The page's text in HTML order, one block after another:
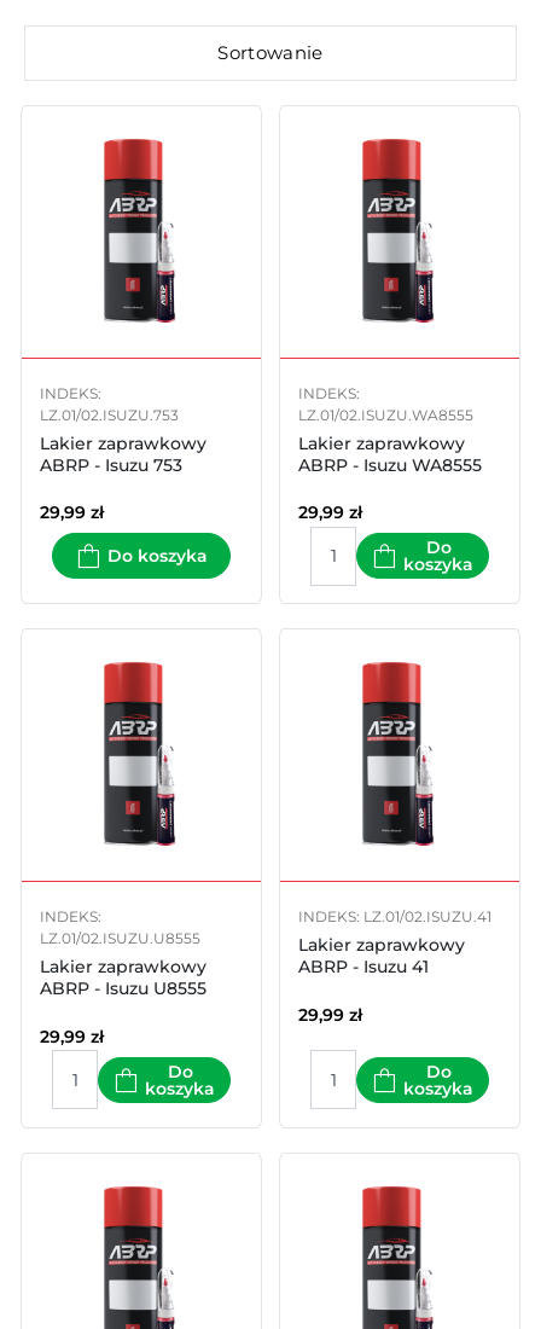
Sortowanie
INDEKS:
LZ.01/02.ISUZU.753
Lakier zaprawkowy
ABRP - Isuzu 753
29,99 zł
Do koszyka
INDEKS:
LZ.01/02.ISUZU.WA8555
Lakier zaprawkowy
ABRP - Isuzu WA8555
29,99 zł
Do
koszyka
INDEKS:
LZ.01/02.ISUZU.U8555
Lakier zaprawkowy
ABRP - Isuzu U8555
29,99 zł
Do
koszyka
INDEKS: LZ.01/02.ISUZU.41
Lakier zaprawkowy
ABRP - Isuzu 41
29,99 zł
Do
koszyka